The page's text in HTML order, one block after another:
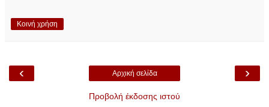
Κοινή χρήση
‹ ›
Αρχική σελίδα
Προβολή έκδοσης ιστού